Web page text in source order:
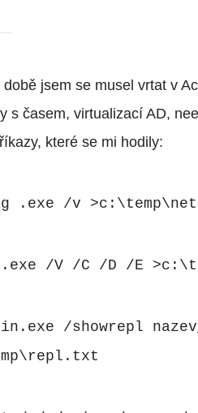
době jsem se musel vrtat v
s časem, virtualizací AD,
které se mi hodily:
.exe /v
/V /C /D /E
/showrepl